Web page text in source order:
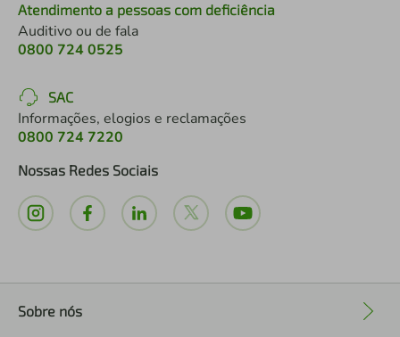
Atendimento a pessoas com deficiência
Auditivo ou de fala
0800 724 0525
SAC
Informações, elogios e reclamações
0800 724 7220
Nossas Redes Sociais
Sobre nós